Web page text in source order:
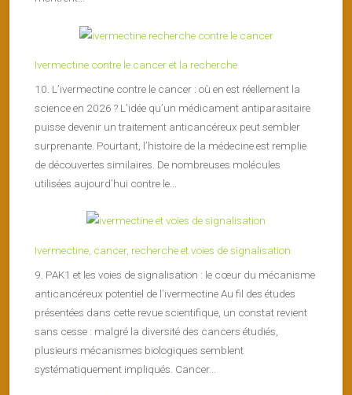
Ivermectine contre le cancer et la recherche
10. L’ivermectine contre le cancer : où en est réellement la
science en 2026 ? L’idée qu’un médicament antiparasitaire
puisse devenir un traitement anticancéreux peut sembler
surprenante. Pourtant, l’histoire de la médecine est remplie
de découvertes similaires. De nombreuses molécules
utilisées aujourd’hui contre le...
Ivermectine, cancer, recherche et voies de signalisation
9. PAK1 et les voies de signalisation : le cœur du mécanisme
anticancéreux potentiel de l’ivermectine Au fil des études
présentées dans cette revue scientifique, un constat revient
sans cesse : malgré la diversité des cancers étudiés,
plusieurs mécanismes biologiques semblent
systématiquement impliqués. Cancer...